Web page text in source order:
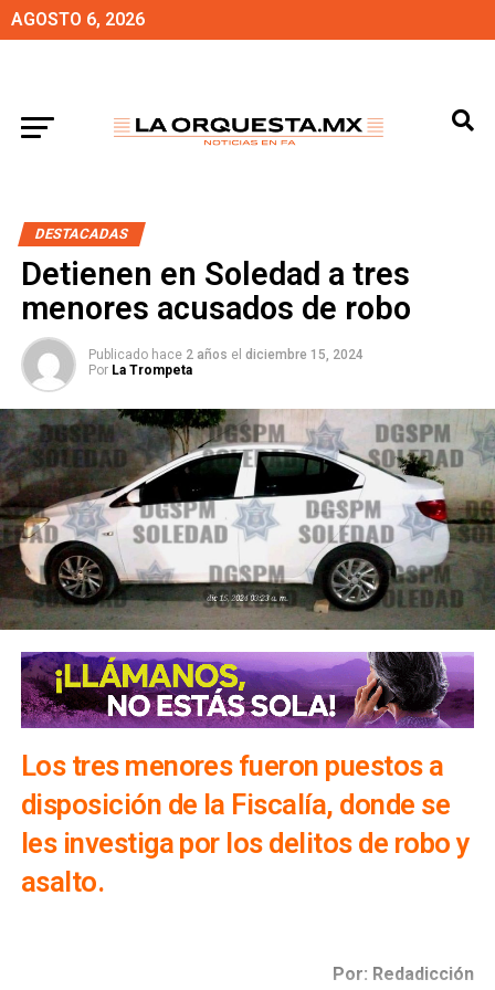
AGOSTO 6, 2026
DESTACADAS
Detienen en Soledad a tres
menores acusados de robo
Publicado hace 2 años el diciembre 15, 2024
Por La Trompeta
Los tres menores fueron puestos a
disposición de la Fiscalía, donde se
les investiga por los delitos de robo y
asalto.
Por: Redadicción